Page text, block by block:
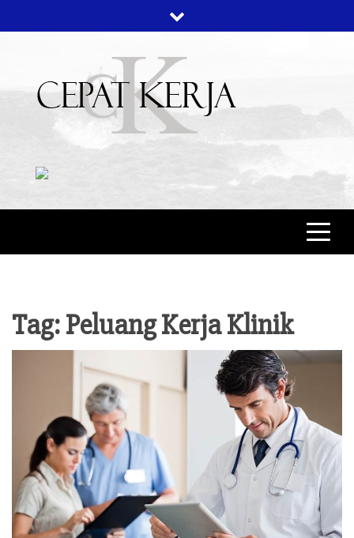
to
CEPAT KERJA
BERITA BISNIS
Tag:Peluang Kerja Klinik